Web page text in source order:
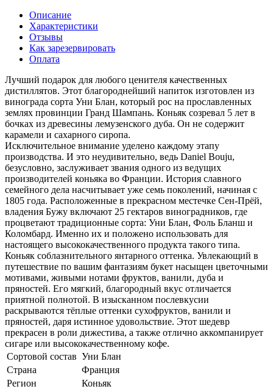
Описание
Характеристики
Отзывы
Как зарезервировать
Оплата
Лучший подарок для любого ценителя качественных
дистиллятов. Этот благороднейший напиток изготовлен из
винограда сорта Уни Блан, который рос на прославленных
землях провинции Гранд Шампань. Коньяк созревал 5 лет в
бочках из древесины лемузенского дуба. Он не содержит
карамели и сахарного сиропа.
Исключительное внимание уделено каждому этапу
производства. И это неудивительно, ведь Daniel Bouju,
безусловно, заслуживает звания одного из ведущих
производителей коньяка во Франции. История славного
семейного дела насчитывает уже семь поколений, начиная с
1805 года. Расположенные в прекрасном местечке Сен-Прёй,
владения Бужу включают 25 гектаров виноградников, где
процветают традиционные сорта: Уни Блан, Фоль Бланш и
Коломбард. Именно их и положено использовать для
настоящего высококачественного продукта такого типа.
Коньяк соблазнительного янтарного оттенка. Увлекающий в
путешествие по вашим фантазиям букет насыщен цветочными
мотивами, живыми нотами фруктов, ванили, дуба и
пряностей. Его мягкий, благородный вкус отличается
приятной полнотой. В изысканном послевкусии
раскрываются тёплые оттенки сухофруктов, ванили и
пряностей, даря истинное удовольствие. Этот шедевр
прекрасен в роли дижестива, а также отлично аккомпанирует
сигаре или высококачественному кофе.
Сортовой состав Уни Блан
Страна
Франция
Регион
Коньяк